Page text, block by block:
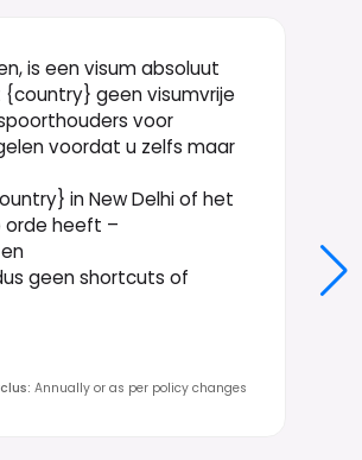
is een visum absoluut
geen visumvrije
voor
voordat u zelfs maar
in New Delhi of het
orde heeft –
geen shortcuts of
: Annually or as per policy changes